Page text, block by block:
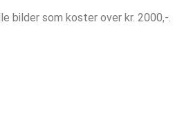
bilder som koster over kr. 2000,-.